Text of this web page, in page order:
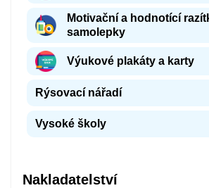
Motivační a hodnotící
samolepky
Výukové plakáty a karty
Rýsovací nářadí
Vysoké školy
Nakladatelství